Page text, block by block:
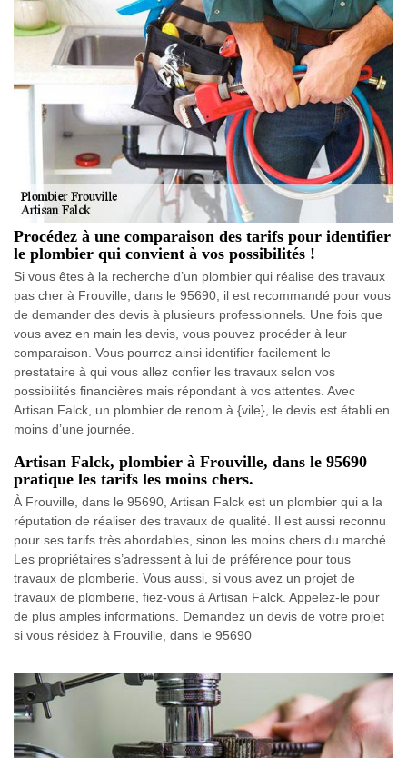
Procédez à une comparaison des tarifs pour identifier
le plombier qui convient à vos possibilités !
Si vous êtes à la recherche d’un plombier qui réalise des travaux
pas cher à Frouville, dans le 95690, il est recommandé pour vous
de demander des devis à plusieurs professionnels. Une fois que
vous avez en main les devis, vous pouvez procéder à leur
comparaison. Vous pourrez ainsi identifier facilement le
prestataire à qui vous allez confier les travaux selon vos
possibilités financières mais répondant à vos attentes. Avec
Artisan Falck, un plombier de renom à {vile}, le devis est établi en
moins d’une journée.
Artisan Falck, plombier à Frouville, dans le 95690
pratique les tarifs les moins chers.
À Frouville, dans le 95690, Artisan Falck est un plombier qui a la
réputation de réaliser des travaux de qualité. Il est aussi reconnu
pour ses tarifs très abordables, sinon les moins chers du marché.
Les propriétaires s’adressent à lui de préférence pour tous
travaux de plomberie. Vous aussi, si vous avez un projet de
travaux de plomberie, fiez-vous à Artisan Falck. Appelez-le pour
de plus amples informations. Demandez un devis de votre projet
si vous résidez à Frouville, dans le 95690